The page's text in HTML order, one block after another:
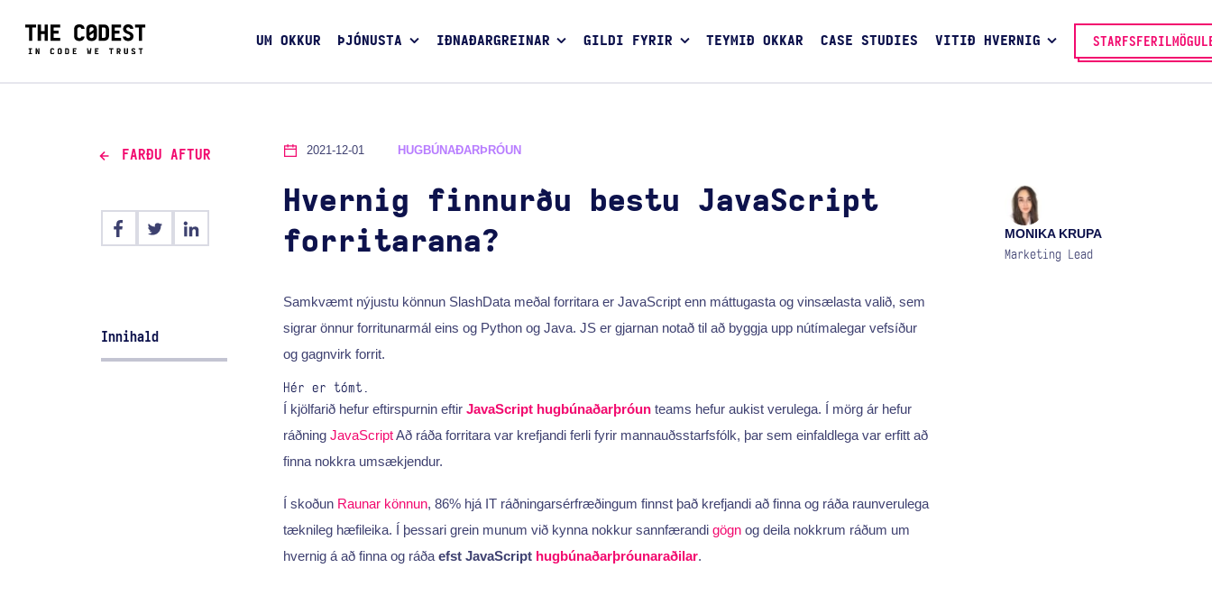
UM OKKUR ÞJÓNUSTA IÐNAÐARGREINAR GILDI FYRIR TEYMIÐ OKKAR CASE STUDIES VITIÐ HVERNIG
FARÐU AFTUR
Innihald
2021-12-01 HUGBÚNAÐARÞRÓUN
Hvernig finnurðu bestu JavaScript
forritarana?
MONIKA KRUPA
Marketing Lead
Samkvæmt nýjustu könnun SlashData meðal forritara er JavaScript enn máttugasta og vinsælasta valið, sem
sigrar önnur forritunarmál eins og Python og Java. JS er gjarnan notað til að byggja upp nútímalegar vefsíður
og gagnvirk forrit.
Hér er tómt.
Í kjölfarið hefur eftirspurnin eftir JavaScript hugbúnaðarþróunteams hefur aukist verulega. Í mörg ár hefur
ráðning JavaScriptAð ráða forritara var krefjandi ferli fyrir mannauðsstarfsfólk, þar sem einfaldlega var erfitt að
finna nokkra umsækjendur.
Í skoðun Raunar könnun, 86% hjá IT ráðningarsérfræðingum finnst það krefjandi að finna og ráða raunverulega
tæknileg hæfileika. Í þessari grein munum við kynna nokkur sannfærandi gögnog deila nokkrum ráðum um
hvernig á að finna og ráða efst JavaScript hugbúnaðarþróunaraðilar.